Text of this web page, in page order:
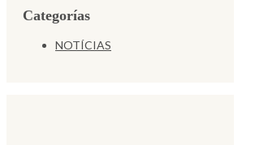
Categorías
NOTÍCIAS